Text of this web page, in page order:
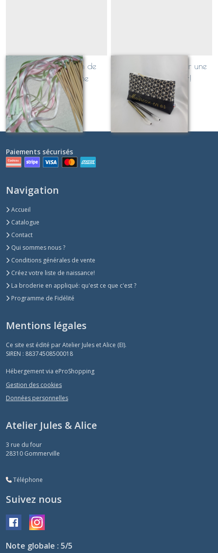
lot baguettes ruban de
mariage, baptême
Sur demande
Trousse "Juliette" pour une
Maîtresse en Or!
Sur demande
Paiements sécurisés
Navigation
Accueil
Catalogue
Contact
Qui sommes nous ?
Conditions générales de vente
Créez votre liste de naissance!
La broderie en appliqué: qu'est ce que c'est ?
Programme de Fidélité
Mentions légales
Ce site est édité par Atelier Jules et Alice (EI).
SIREN : 88374508500018
Hébergement via eProShopping
Gestion des cookies
Données personnelles
Atelier Jules & Alice
3 rue du four
28310 Gommerville
Téléphone
Suivez nous
Note globale : 5/5